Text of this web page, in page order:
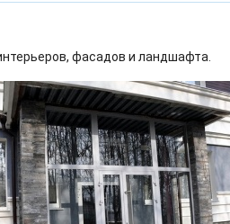
фасадов и ландшафта.